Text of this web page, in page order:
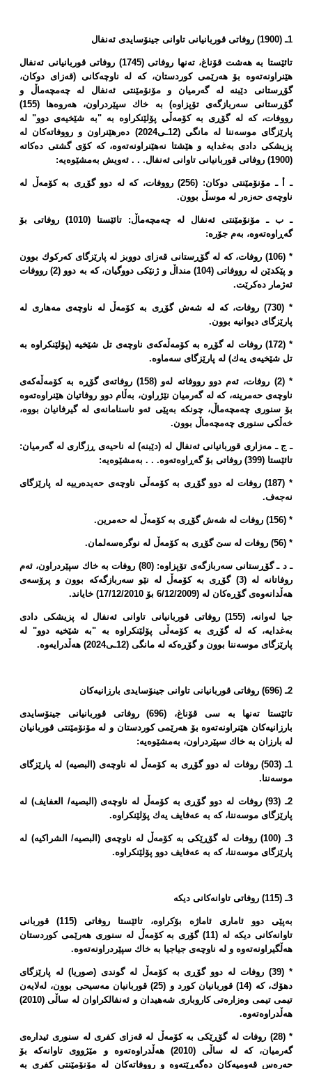
1ـ (1900) روفاتی قوربانیانی تاوانی جینۆسایدی ئەنفال
تائێستا بە هەشت قۆناغ، تەنها روفاتی (1745) روفاتی قوربانیانی ئەنفال
هێنراونەتەوە بۆ هەرێمی كوردستان، كە لە ناوچەكانی (قەزای دوكان،
گۆڕستانی دێبنە لە گەرمیان و مۆنۆمێنتی ئەنفال لە چەمچەماڵ و
گۆڕستانی سەربازگەی تۆپزاوە) بە خاك سپێردراون، هەروەها (155)
رووفات، كە لە گۆڕی بە كۆمەڵی پۆلێنكراوە بە "بە شێخیەی دوو" لە
پارێزگای موسەننا لە مانگی (12ـی2024) دەرهێنراون و رووفاتەكان لە
پزیشكی دادی بەغدایە و هێشتا نەهێنراونەتەوە، كە كۆی گشتی دەكاتە
(1900) روفاتی قوربانیانی تاوانی ئەنفال. . . ئەویش بەمشێوەیە:
ـ أ ـ مۆنۆمێنتی دوكان: (256) رووفات، كە لە دوو گۆڕی بە كۆمەڵ لە
ناوچەی حەزەر لە موسڵ بوون.
ـ ب ـ مۆنۆمێنتی ئەنفال لە چەمچەماڵ: تائێستا (1010) روفاتی بۆ
گەڕاوەتەوە، بەم جۆرە:
* (106) روفات، كە لە گۆڕستانی قەزای دووبز لە پارێزگای كەركوك بوون
و پێكدێن لە رووفاتی (104) منداڵ و ژنێكی دووگیان، كە بە دوو (2) رووفات
ئەژمار دەكرێت.
* (730) روفات، كە لە شەش گۆڕی بە كۆمەڵ لە ناوچەی مەهاری لە
پارێزگای دیوانیە بوون.
* (172) روفات لە گۆڕە بە كۆمەڵەكەی ناوچەی تل شێخیە (پۆلێنكراوە بە
تل شێخیەی یەك) لە پارێزگای سەماوە.
* (2) روفات، ئەم دوو رووفاتە لەو (158) روفاتەی گۆڕە بە كۆمەڵەكەی
ناوچەی حەمرینە، كە لە گەرمیان نێژراون، بەڵام دوو روفاتیان هێنراوەتەوە
بۆ سنوری چەمچەماڵ، چونكە بەپێی ئەو ناسنامانەی لە گیرفانیان بووە،
خەڵكی سنوری چەمچەماڵ بوون.
ـ ج ـ مەزاری قوربانیانی ئەنفال لە (دێبنە) لە ناحیەی ڕزگاری لە گەرمیان:
تائێستا (399) روفاتی بۆ گەڕاوەتەوە. . . بەمشێوەیە:
* (187) روفات لە دوو گۆڕی بە كۆمەڵی ناوچەی حەیدەرییە لە پارێزگای
نەجەف.
* (156) روفات لە شەش گۆڕی بە كۆمەڵ لە حەمرین.
* (56) روفات لە سێ‌ گۆڕی بە كۆمەڵ لە نوگرەسەلمان.
ـ د ـ گۆڕستانی سەربازگەی تۆپزاوە: (80) روفات بە خاك سپێردراون، ئەم
روفاتانە لە (3) گۆڕی بە كۆمەڵ لە نێو سەربازگەكە بوون و پرۆسەی
هەڵدانەوەی گۆڕەكان لە (6/12/2009 بۆ 17/12/2010) خایاند.
جیا لەوانە، (155) روفاتی قوربانیانی تاوانی ئەنفال لە پزیشكی دادی
بەغدایە، كە لە گۆڕی بە كۆمەڵی پۆلێنكراوە بە "بە شێخیە دوو" لە
پارێزگای موسەننا بوون و گۆڕەكە لە مانگی (12ـی2024) هەڵدرایەوە.
2ـ (696) روفاتی قوربانیانی تاوانی جینۆسایدی بارزانیەكان
تائێستا تەنها بە سی قۆناغ، (696) روفاتی قوربانیانی جینۆسایدی
بارزانیەكان هێنراونەتەوە بۆ هەرێمی كوردستان و لە مۆنۆمێنتی قوربانیان
لە بارزان بە خاك سپێردراون، بەمشێوەیە:
1ـ (503) روفات لە دوو گۆڕی بە كۆمەڵ لە ناوچەی (البصیە) لە پارێزگای
موسەننا.
2ـ (93) روفات لە دوو گۆڕی بە كۆمەڵ لە ناوچەی (البصیە/ العفایف) لە
پارێزگای موسەننا، كە بە عەفایف یەك پۆلێنكراوە.
3ـ (100) روفات لە گۆڕێكی بە كۆمەڵ لە ناوچەی (البصیە/ الشراكیە) لە
پارێزگای موسەننا، كە بە عەفایف دوو پۆلێنكراوە.
3ـ (115) روفاتی تاوانەكانی دیكە
بەپێی دوو ئاماری ئاماژە بۆكراوە، تائێستا روفاتی (115) قوربانی
تاوانەكانی دیكە لە (11) گۆری بە كۆمەڵ لە سنوری هەرێمی كوردستان
هەڵگیراونەتەوە و لە ناوچەی جیاجیا بە خاك سپێردراونەتەوە.
* (39) روفات لە دوو گۆڕی بە كۆمەڵ لە گوندی (صوریا) لە پارێزگای
دهۆك، كە (14) قوربانیان كورد و (25) قوربانیان مەسیحی بوون، لەلایەن
تیمی تیمی وەزارەتی كاروباری شەهیدان و ئەنفالكراوان لە ساڵی (2010)
هەڵدراوەتەوە.
* (28) روفات لە گۆڕێكی بە كۆمەڵ لە قەزای كفری لە سنوری ئیدارەی
گەرمیان، كە لە ساڵی (2010) هەڵدراوەتەوە و مێژووی تاوانەكە بۆ
حەرەس قەومیەكان دەگەڕێتەوە و رووفاتەكان لە مۆنۆمێنتی كفری بە